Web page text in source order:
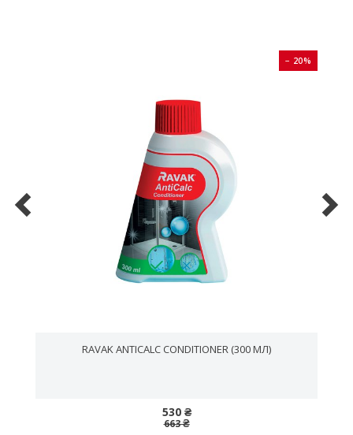
− 20%
RAVAK ANTICALC CONDITIONER (300 МЛ)
530 ₴
663 ₴